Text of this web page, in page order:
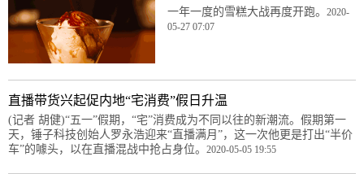
一年一度的雪糕大战再度开跑。 2020-
05-27 07:07
直播带货兴起促内地“宅消费”假日升温
(记者 胡健)“五一”假期，“宅”消费成为不同以往的新潮流。假期第一
天，锤子科技创始人罗永浩迎来“直播满月”，这一次他更是打出“半价
车”的噱头，以在直播混战中抢占身位。 2020-05-05 19:55